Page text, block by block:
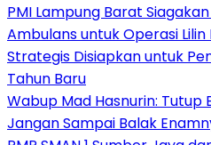
PMI Lampung Barat
Ambulans untuk Operasi
Strategis Disiapkan untuk
Tahun Baru
Wabup Mad Hasnurin: Tutup
Jangan Sampai Balak